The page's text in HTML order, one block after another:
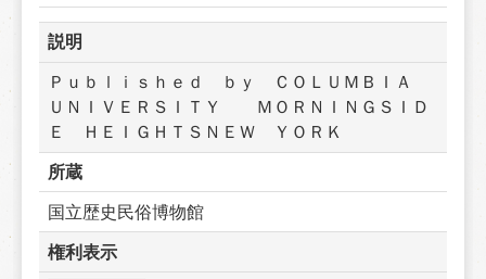
説明
Ｐｕｂｌｉｓｈｅｄ　ｂｙ　ＣＯＬＵＭＢＩＡ
ＵＮＩＶＥＲＳＩＴＹ　　ＭＯＲＮＩＮＧＳＩＤ
Ｅ　ＨＥＩＧＨＴＳＮＥＷ　ＹＯＲＫ
所蔵
国立歴史民俗博物館
権利表示